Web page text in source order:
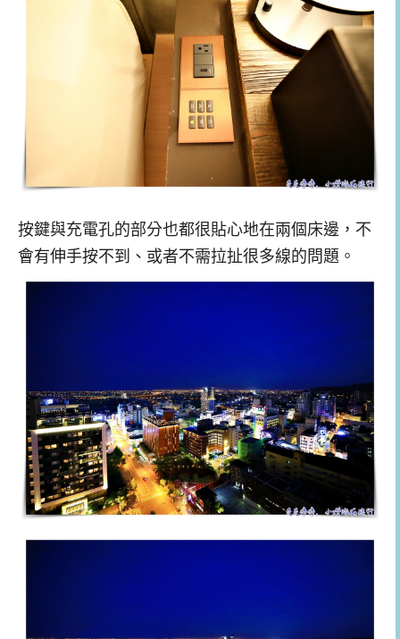
按鍵與充電孔的部分也都很貼心地在兩個床邊，不
會有伸手按不到、或者不需拉扯很多線的問題。